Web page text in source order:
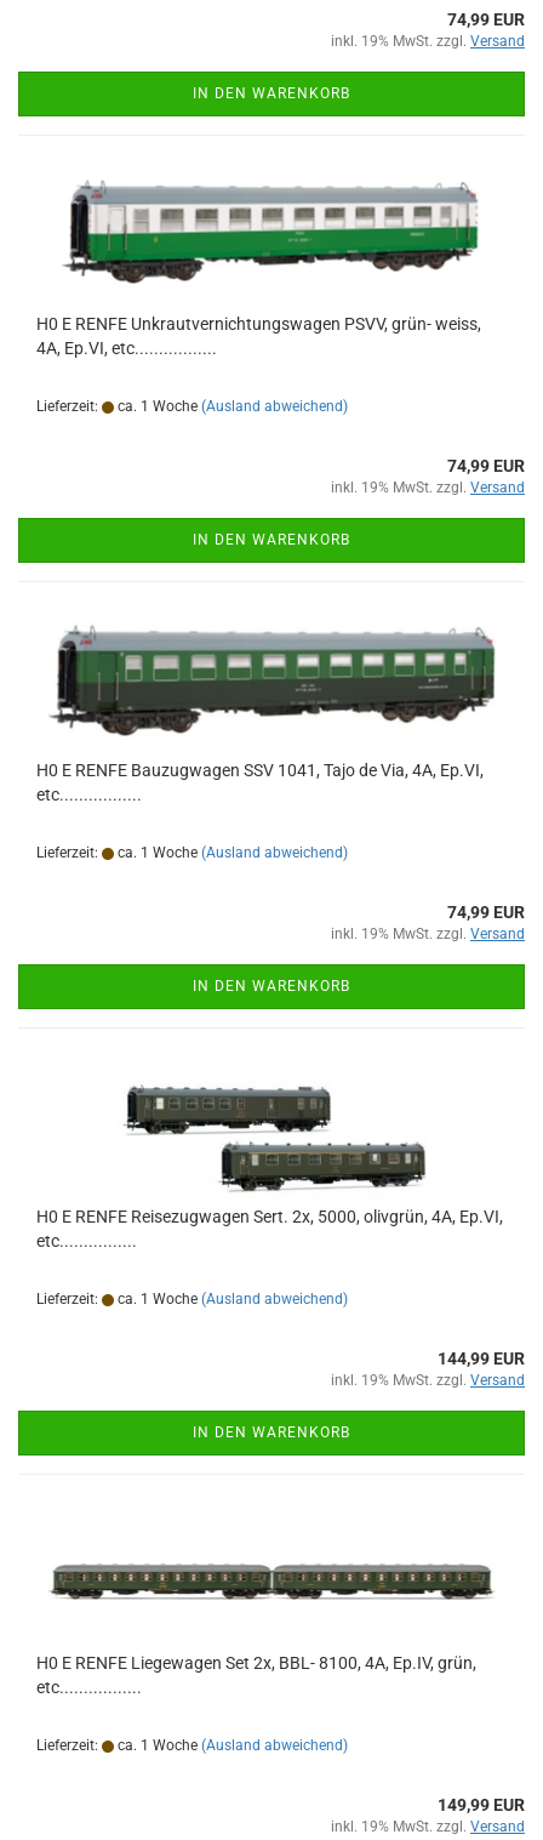
74,99 EUR
inkl. 19% MwSt. zzgl. Versand
IN DEN WARENKORB
H0 E RENFE Unkrautvernichtungswagen PSVV, grün- weiss,
4A, Ep.VI, etc.................
Lieferzeit: ca. 1 Woche (Ausland abweichend)
74,99 EUR
inkl. 19% MwSt. zzgl. Versand
IN DEN WARENKORB
H0 E RENFE Bauzugwagen SSV 1041, Tajo de Via, 4A, Ep.VI,
etc.................
Lieferzeit: ca. 1 Woche (Ausland abweichend)
74,99 EUR
inkl. 19% MwSt. zzgl. Versand
IN DEN WARENKORB
H0 E RENFE Reisezugwagen Sert. 2x, 5000, olivgrün, 4A, Ep.VI,
etc................
Lieferzeit: ca. 1 Woche (Ausland abweichend)
144,99 EUR
inkl. 19% MwSt. zzgl. Versand
IN DEN WARENKORB
H0 E RENFE Liegewagen Set 2x, BBL- 8100, 4A, Ep.IV, grün,
etc.................
Lieferzeit: ca. 1 Woche (Ausland abweichend)
149,99 EUR
inkl. 19% MwSt. zzgl. Versand